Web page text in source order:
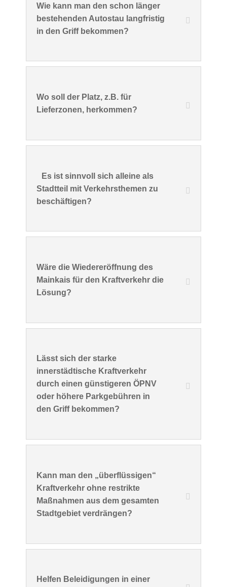
Wie kann man den schon länger
bestehenden Autostau langfristig
in den Griff bekommen?
Wo soll der Platz, z.B. für
Lieferzonen, herkommen?
Es ist sinnvoll sich alleine als
Stadtteil mit Verkehrsthemen zu
beschäftigen?
Wäre die Wiedereröffnung des
Mainkais für den Kraftverkehr die
Lösung?
Lässt sich der starke
innerstädtische Kraftverkehr
durch einen günstigeren ÖPNV
oder höhere Parkgebühren in
den Griff bekommen?
Kann man den „überflüssigen“
Kraftverkehr ohne restrikte
Maßnahmen aus dem gesamten
Stadtgebiet verdrängen?
Helfen Beleidigungen in einer